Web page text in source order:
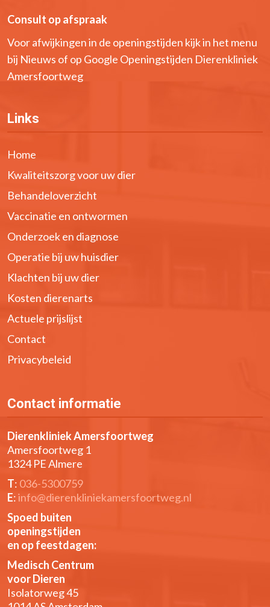
Consult op afspraak
Voor afwijkingen in de openingstijden kijk in het menu
bij Nieuws of op Google Openingstijden Dierenkliniek
Amersfoortweg
Links
Home
Kwaliteitszorg voor uw dier
Behandeloverzicht
Vaccinatie en ontwormen
Onderzoek en diagnose
Operatie bij uw huisdier
Klachten bij uw dier
Kosten dierenarts
Actuele prijslijst
Contact
Privacybeleid
Contact informatie
Dierenkliniek Amersfoortweg
Amersfoortweg 1
1324 PE Almere
T: 036-5300759
E:info@dierenkliniekamersfoortweg.nl
Spoed buiten
openingstijden
en op feestdagen:
Medisch Centrum
voor Dieren
Isolatorweg 45